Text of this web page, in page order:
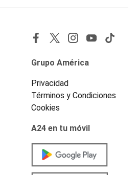
Grupo América
Privacidad
Términos y Condiciones
Cookies
A24 en tu móvil